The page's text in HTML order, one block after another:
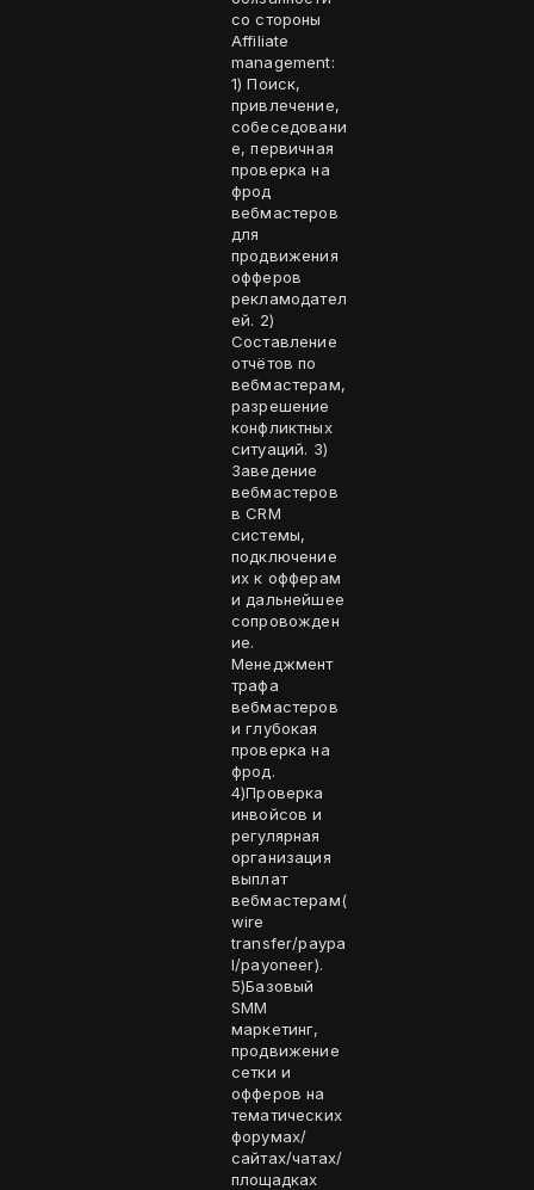
со стороны
Affiliate
management:
1) Поиск,
привлечение,
собеседовани
е, первичная
проверка на
фрод
вебмастеров
для
продвижения
офферов
рекламодател
ей. 2)
Составление
отчётов по
вебмастерам,
разрешение
конфликтных
ситуаций. 3)
Заведение
вебмастеров
в CRM
системы,
подключение
их к офферам
и дальнейшее
сопровожден
ие.
Менеджмент
трафа
вебмастеров
и глубокая
проверка на
фрод.
4)Проверка
инвойсов и
регулярная
организация
выплат
вебмастерам(
wire
transfer/paypa
l/payoneer).
5)Базовый
SMM
маркетинг,
продвижение
сетки и
офферов на
тематических
форумах/
сайтах/чатах/
площадках